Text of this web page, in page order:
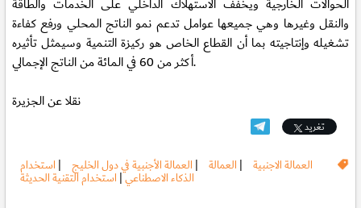
والنقل وغيرها وهي جميعها عوامل تدعم نمو الناتج المحلي ورفع كفاءة
تشغيله وإنتاجيته بما أن القطاع الخاص هو ركيزة التنمية وسيمثل تأثيره
أكثر من 60 في المائة من الناتج الإجمالي.
نقلا عن الجزيرة
تغريد
العمالة الاجنبية | العمالة | العمالة الأجنبية في دول الخليج | استخدام
الذكاء الاصطناعي| استخدام التقنية الحديثة